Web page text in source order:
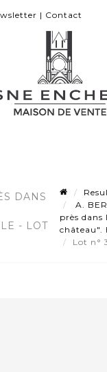
| Contact
DANS
- LOT
A.
près dans
château".
Lot n°